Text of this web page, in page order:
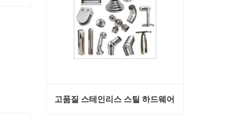
고품질 스테인리스 스틸 하드웨어